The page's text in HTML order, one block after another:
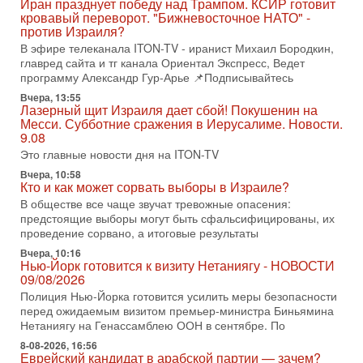
Иран задыхается. КСИР готовит удар! Россия теряет
последних союзников. Путин - псих!
В эфире ITON-TV доктор Эльдар Намазов , историк,
политолог, в прошлом – помощник Президента
Азербайджана Гейдара Алиева . Ведет программу
Александр
3-08-2026, 11:09
Выборы в Израиле в опасности?! ШАБАК формирует
спецотдел
В этом выпуске мы разбираем одну из самых тревожных
тем израильской политики. Известно, что израильская
Служба общей безопасности (ШАБАК) создала
3-08-2026, 08:32
Трамп и Иран: последний шанс - НОВОСТИ
03/08/2026
Президент США Дональд Трамп объявил о возобновлении
переговоров с Ираном, но Тегеран пока не подтвердил
готовность к диалогу. По словам американского
2-08-2026, 08:42
Трамп отменил удар по Ирану - НОВОСТИ
02/08/2026
Президент США Дональд Трамп сегодня заявил об отмене
подготовленного удара по Ирану после обращений
кровавый переворот. "Бижневосточное НАТО" -
против Израиля?
В эфире телеканала ITON-TV - иранист Михаил Бородкин,
главред сайта и тг канала Ориентал Экспресс, Ведет
программу Александр Гур-Арье 📌Подписывайтесь
Вчера, 13:55
Лазерный щит Израиля дает сбой! Покушенин на
Месси. Субботние сражения в Иерусалиме. Новости.
9.08
Это главные новости дня на ITON-TV
Вчера, 10:58
Кто и как может сорвать выборы в Израиле?
В обществе все чаще звучат тревожные опасения:
предстоящие выборы могут быть сфальсифицированы, их
проведение сорвано, а итоговые результаты
Вчера, 10:16
Нью-Йорк готовится к визиту Нетаниягу - НОВОСТИ
09/08/2026
Полиция Нью-Йорка готовится усилить меры безопасности
перед ожидаемым визитом премьер-министра Биньямина
Нетаниягу на Генассамблею ООН в сентябре. По
8-08-2026, 16:56
Еврейский кандидат в арабской партии — зачем?